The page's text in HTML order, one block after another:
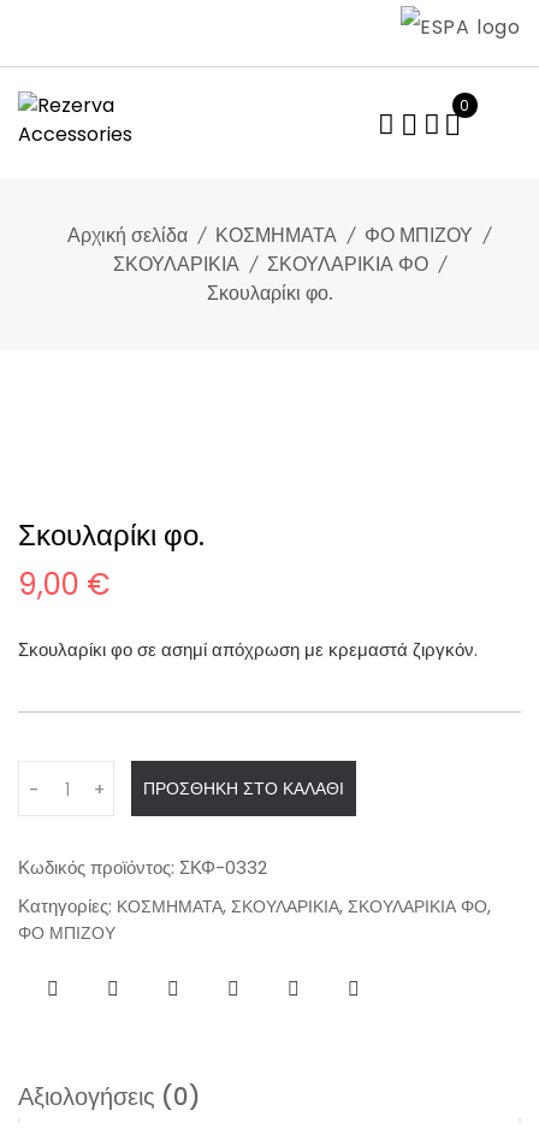
content
0
Αρχική σελίδα ΚΟΣΜΗΜΑΤΑ
ΦΟ ΜΠΙΖΟΥ
ΣΚΟΥΛΑΡΙΚΙΑ
ΣΚΟΥΛΑΡΙΚΙΑ ΦΟ
Σκουλαρίκι φο.
Σκουλαρίκι φο.
9,00 €
Σκουλαρίκι φο σε ασημί απόχρωση με κρεμαστά ζιργκόν.
n
i
t
- + ΠΡΟΣΘΉΚΗ ΣΤΟ ΚΑΛΆΘΙ
Κωδικός προϊόντος: ΣΚΦ-0332
Κατηγορίες: ΚΟΣΜΗΜΑΤΑ, ΣΚΟΥΛΑΡΙΚΙΑ, ΣΚΟΥΛΑΡΙΚΙΑ ΦΟ,
ΦΟ ΜΠΙΖΟΥ
Αξιολογήσεις (0)